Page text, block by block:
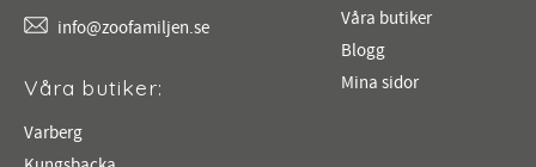
info@zoofamiljen.se
Våra butiker:
Varberg
Våra butiker
Blogg
Mina sidor